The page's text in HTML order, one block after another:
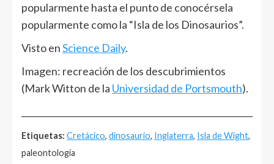
popularmente hasta el punto de conocérsela
popularmente como la “Isla de los Dinosaurios”.
Visto enScience Daily.
Imagen: recreación de los descubrimientos
(Mark Witton de la Universidad de Portsmouth).
Etiquetas: Cretácico, dinosaurio, Inglaterra, Isla de Wight,
paleontología